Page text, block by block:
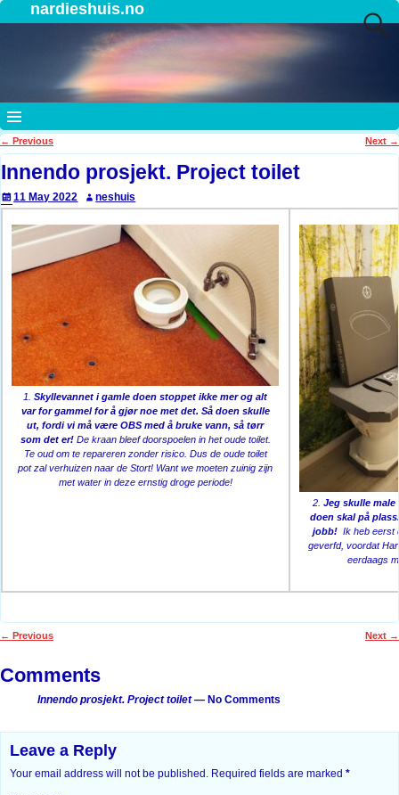
nardieshuis.no
Post navigation
← Previous Next →
Innendo prosjekt. Project toilet
11 May 2022 neshuis
1.Skyllevannet i gamle doen stoppet ikke mer og alt
var for gammel for å gjør noe met det. Så doen skulle
ut, fordi vi må være OBS med å bruke vann, så tørr
som det er!De kraan bleef doorspoelen in het oude toilet.
Te oud om te repareren zonder risico. Dus de oude toilet
pot zal verhuizen naar de Stort! Want we moeten zuinig zijn
met water in deze ernstig droge periode!
2. Jeg skulle
doen skal på
jobb! Ik heb eerst
geverfd, voordat
eerdaags
← Previous Next →
Comments
Innendo prosjekt. Project toilet— No Comments
Leave a Reply
Your email address will not be published. Required fields are marked *